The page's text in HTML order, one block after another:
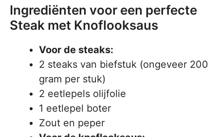
Ingrediënten voor een perfecte
Steak met Knoflooksaus
Voor de steaks:
2 steaks van biefstuk (ongeveer 200
gram per stuk)
2 eetlepels olijfolie
1 eetlepel boter
Zout en peper